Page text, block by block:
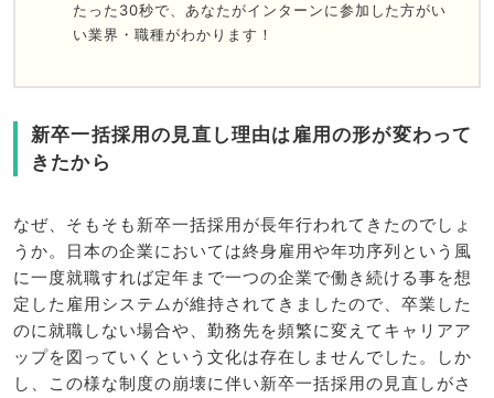
たった30秒で、あなたがインターンに参加した方がい
い業界・職種がわかります！
新卒一括採用の見直し理由は雇用の形が変わって
きたから
なぜ、そもそも新卒一括採用が長年行われてきたのでしょ
うか。日本の企業においては終身雇用や年功序列という風
に一度就職すれば定年まで一つの企業で働き続ける事を想
定した雇用システムが維持されてきましたので、卒業した
のに就職しない場合や、勤務先を頻繁に変えてキャリアア
ップを図っていくという文化は存在しませんでした。しか
し、この様な制度の崩壊に伴い新卒一括採用の見直しがさ